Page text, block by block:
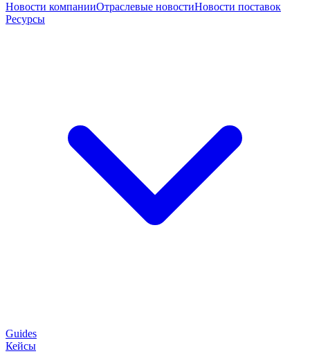
Новости компанииОтраслевые новостиНовости поставок
Ресурсы
Guides
Кейсы